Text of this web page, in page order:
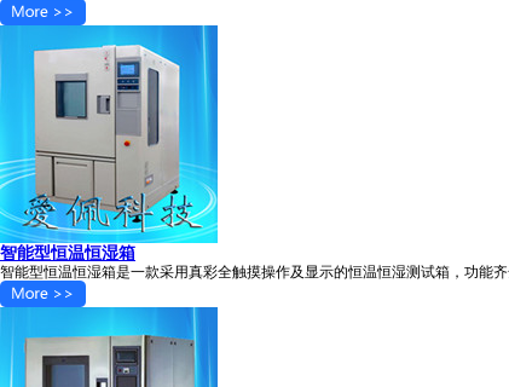
智能型恒温恒湿箱
智能型恒温恒湿箱是一款采用真彩全触摸操作及显示的恒温恒湿测试箱，功能